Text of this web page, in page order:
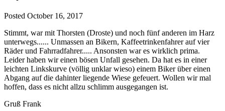
Posted October 16, 2017
Stimmt, war mit Thorsten (Droste) und noch fünf anderen im Harz
unterwegs...... Unmassen an Bikern, Kaffeetrinkenfahrer auf vier
Räder und Fahrradfahrer..... Ansonsten war es wirklich prima.
Leider haben wir einen bösen Unfall gesehen. Da hat es in einer
leichten Linkskurve (völlig unklar wieso) einem Biker über einen
Abgang auf die dahinter liegende Wiese gefeuert. Wollen wir mal
hoffen, dass es nicht allzu schlimm ausgegangen ist.
Gruß Frank